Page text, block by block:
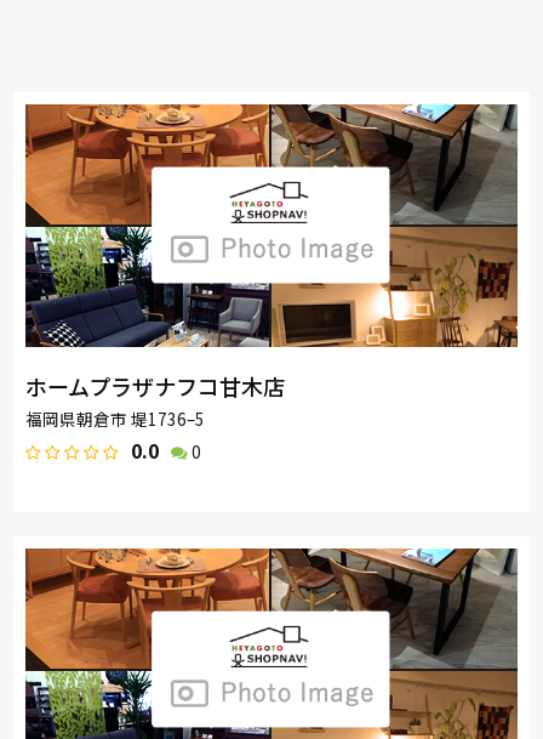
ホームプラザナフコ甘木店
福岡県朝倉市 堤1736–5
0.0 0